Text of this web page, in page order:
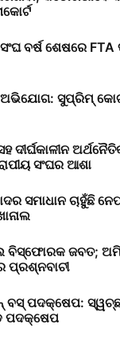
ବର୍ଷ ଶେଷରେ FTA
ସୁପ୍ରିମ୍
ଦୀର୍ଘକାଳୀନ
ସଂଘର ଆଶା
ସମାଧାନ ଚାହୁଁଛି
ବିସ୍ଫୋରକ ଜବତ;
ପ୍ରଶ୍ନବାଚୀ
ବସ୍ ପଦକ୍ଷେପ:
ପଦକ୍ଷେପ